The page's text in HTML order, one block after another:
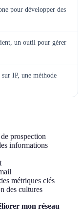
pour développer des
un outil pour gérer
IP, une méthode
prospection
informations
métriques clés
des cultures
mon réseau